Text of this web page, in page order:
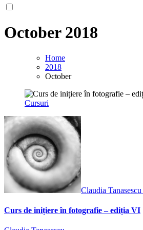
October 2018
Home
2018
October
Cursuri
Claudia Tanasescu
Curs de inițiere în fotografie – ediția VI